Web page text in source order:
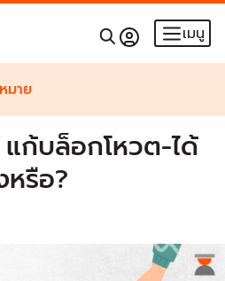
เมนู
มาย
ก้บล็อกโหวต-ได้
รือ?